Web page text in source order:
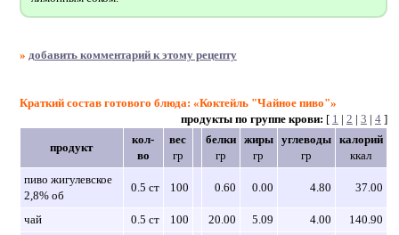
» добавить комментарий к этому рецепту
Краткий состав готового блюда: «Коктейль "Чайное пиво"»
продукты по группе крови: [ 1 | 2 | 3 | 4]
продукт
кол-
во
вес
гр
белки
гр
жиры
гр
углеводы
гр
калорий
ккал
пиво жигулевское
2,8% об
0.5 ст 100 0.60 0.00 4.80 37.00
чай 0.5 ст 100 20.00 5.09 4.00 140.90